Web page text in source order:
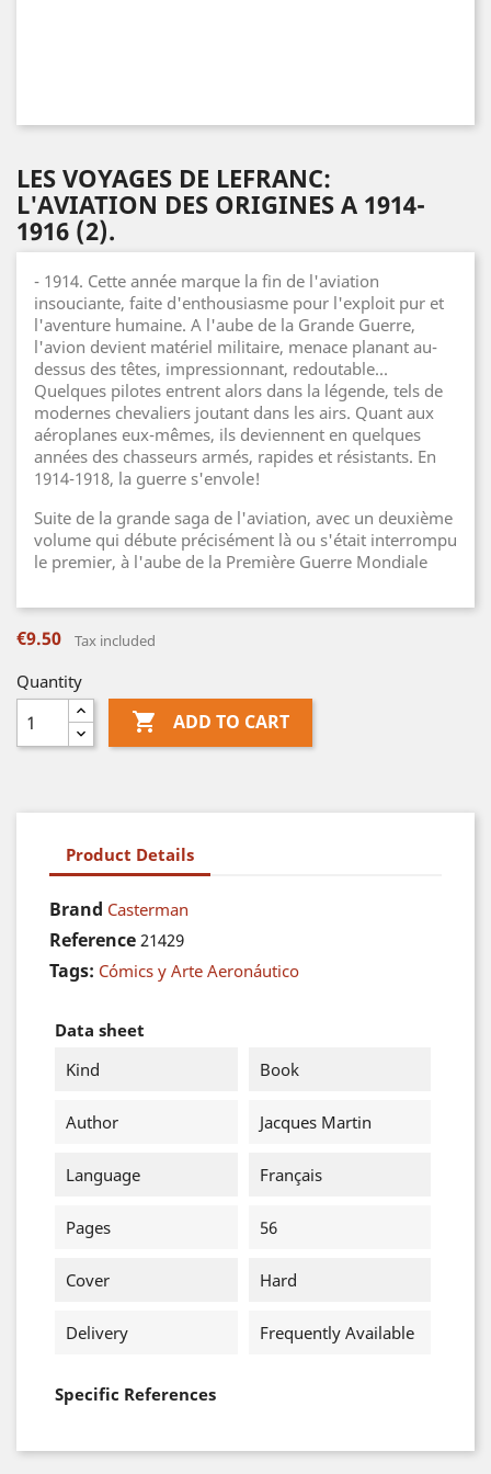
LES VOYAGES DE LEFRANC:
L'AVIATION DES ORIGINES A 1914-
1916 (2).
- 1914. Cette année marque la fin de l'aviation
insouciante, faite d'enthousiasme pour l'exploit pur et
l'aventure humaine. A l'aube de la Grande Guerre,
l'avion devient matériel militaire, menace planant au-
dessus des têtes, impressionnant, redoutable...
Quelques pilotes entrent alors dans la légende, tels de
modernes chevaliers joutant dans les airs. Quant aux
aéroplanes eux-mêmes, ils deviennent en quelques
années des chasseurs armés, rapides et résistants. En
1914-1918, la guerre s'envole!
Suite de la grande saga de l'aviation, avec un deuxième
volume qui débute précisément là ou s'était interrompu
le premier, à l'aube de la Première Guerre Mondiale
€9.50 Tax included
Quantity
 ADD TO CART
Product Details
Brand Casterman
Reference 21429
Tags: Cómics y Arte Aeronáutico
Data sheet
Kind
Book
Author Jacques Martin
Language Français
Pages 56
Cover Hard
Delivery Frequently Available
Specific References